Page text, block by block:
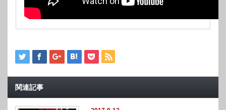
関連記事